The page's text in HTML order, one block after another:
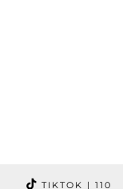
TIKTOK | 110